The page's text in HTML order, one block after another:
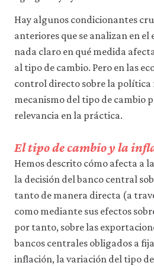
Hay algunos condicionantes
anteriores que se analizan en el
nada claro en qué medida
al tipo de cambio. Pero en las
control directo sobre la política
mecanismo del tipo de cambio
relevancia en la práctica.
El tipo de cambio y la
Hemos descrito cómo afecta a
la decisión del banco central
tanto de manera directa (a
como mediante sus efectos
por tanto, sobre las
bancos centrales obligados a
inflación, la variación del tipo